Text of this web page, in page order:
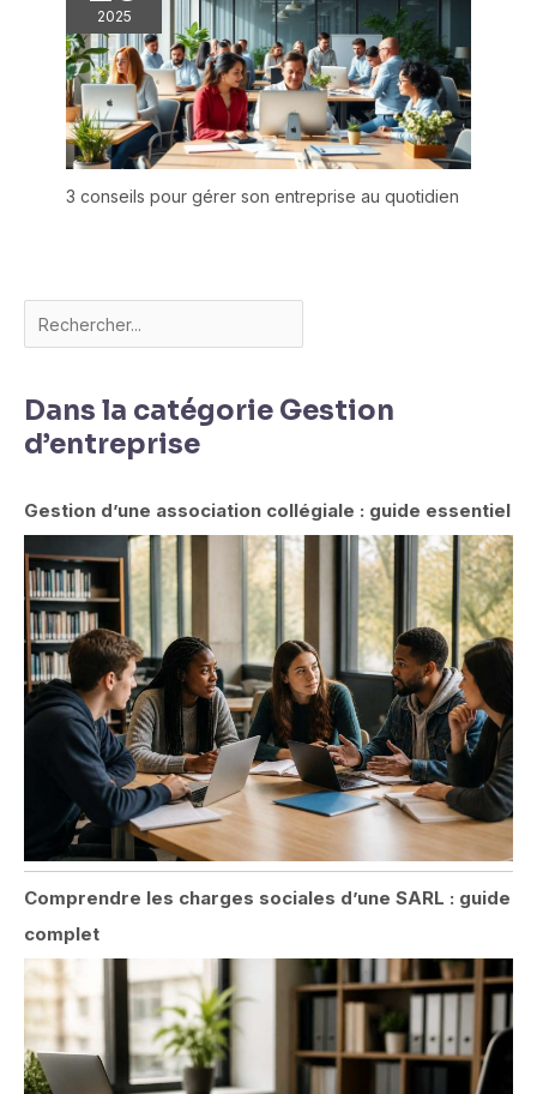
2025
3 conseils pour gérer son entreprise au quotidien
Dans la catégorie Gestion
d’entreprise
Gestion d’une association collégiale : guide essentiel
Comprendre les charges sociales d’une SARL : guide
complet